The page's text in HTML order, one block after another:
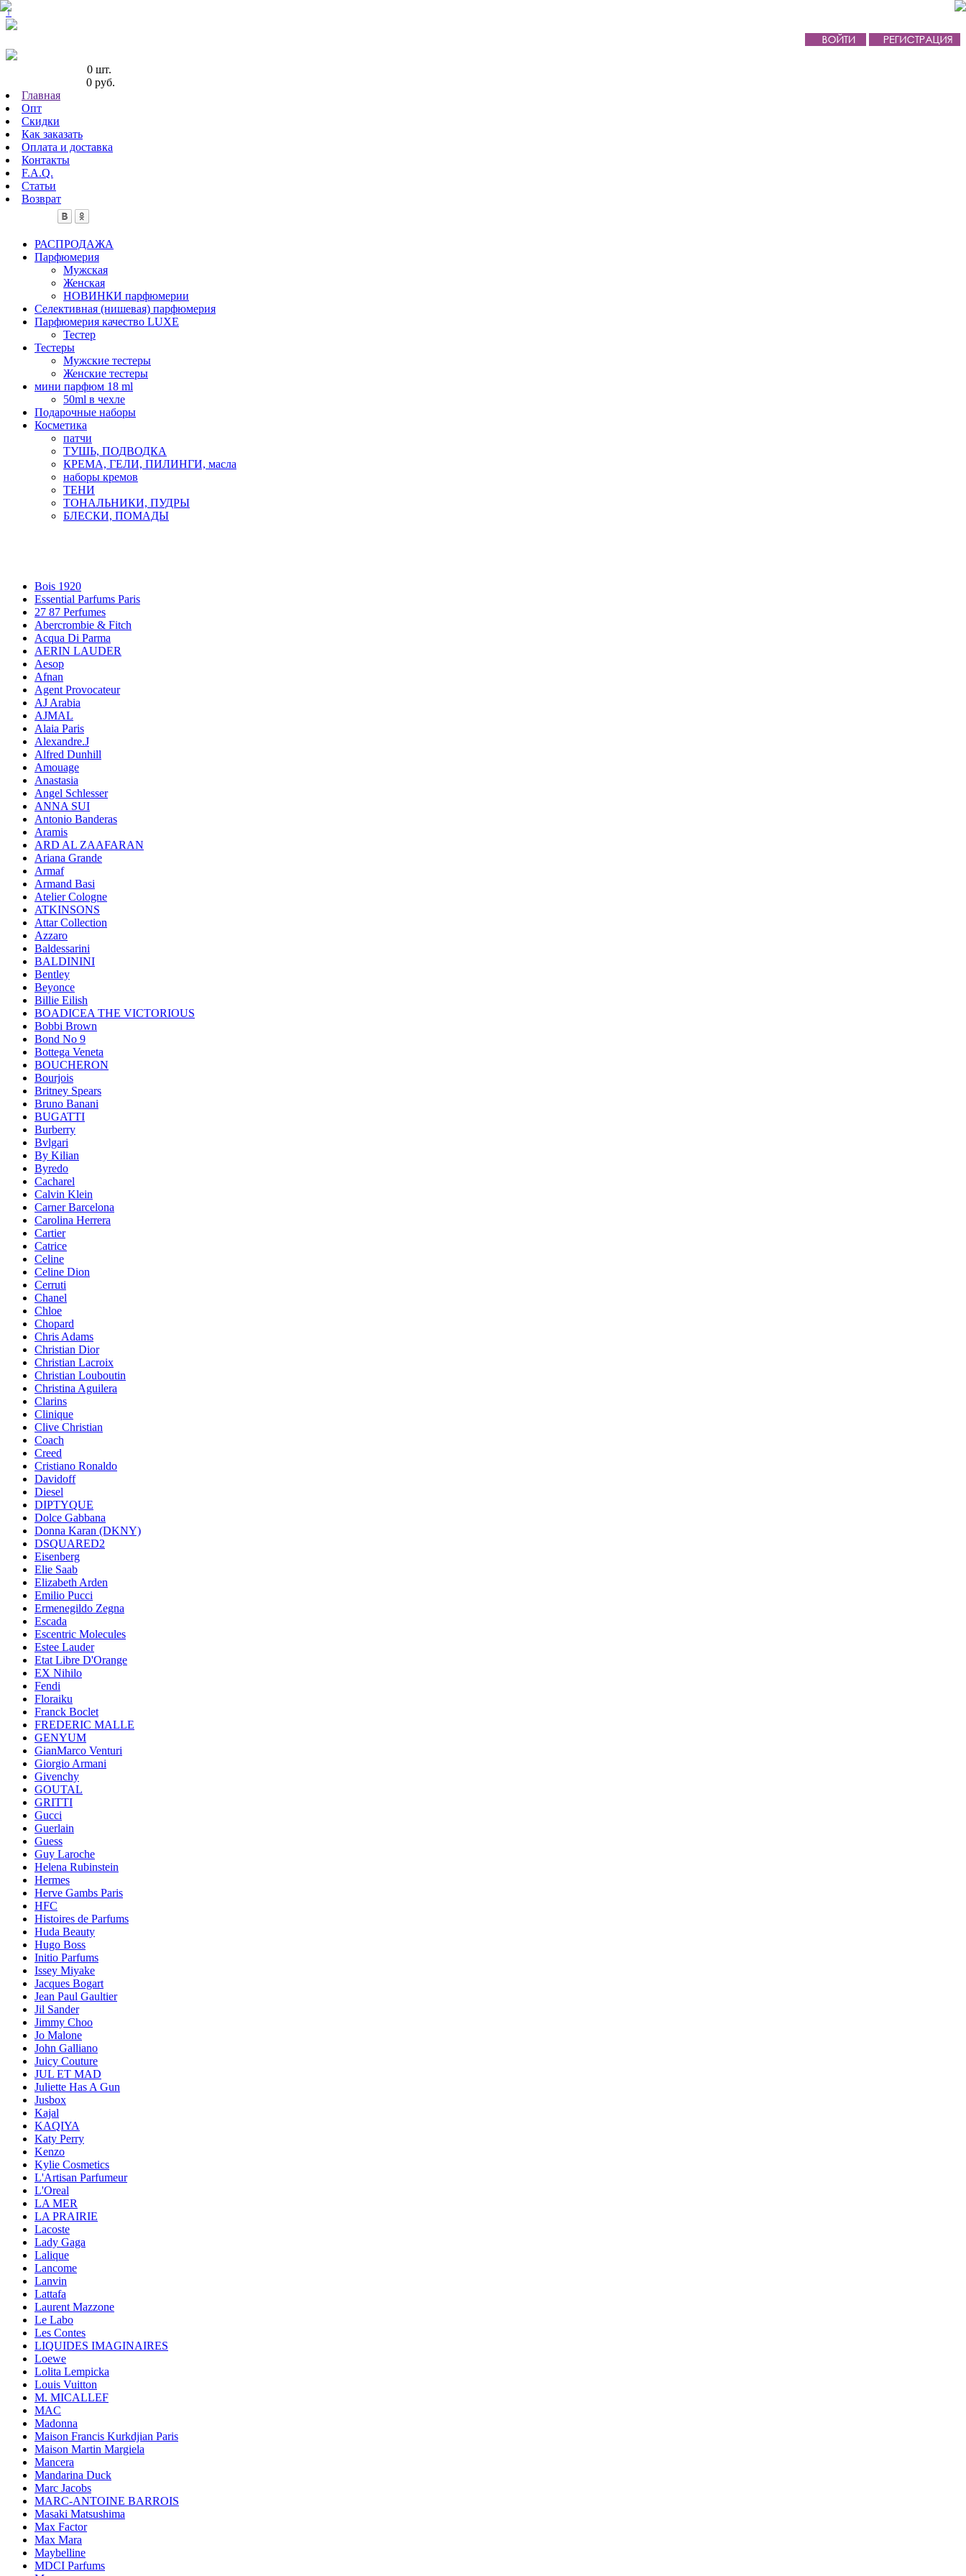
↑
0 шт.
0 руб.
Главная
Опт
Скидки
Как заказать
Оплата и доставка
Контакты
F.A.Q.
Статьи
Возврат
РАСПРОДАЖА
Парфюмерия
Мужская
Женская
НОВИНКИ парфюмерии
Селективная (нишевая) парфюмерия
Парфюмерия качество LUXE
Тестер
Тестеры
Мужские тестеры
Женские тестеры
мини парфюм 18 ml
50ml в чехле
Подарочные наборы
Косметика
патчи
ТУШЬ, ПОДВОДКА
КРЕМА, ГЕЛИ, ПИЛИНГИ, масла
наборы кремов
ТЕНИ
ТОНАЛЬНИКИ, ПУДРЫ
БЛЕСКИ, ПОМАДЫ
Bois 1920
Essential Parfums Paris
27 87 Perfumes
Abercrombie & Fitch
Acqua Di Parma
AERIN LAUDER
Aesop
Afnan
Agent Provocateur
AJ Arabia
AJMAL
Alaia Paris
Alexandre.J
Alfred Dunhill
Amouage
Anastasia
Angel Schlesser
ANNA SUI
Antonio Banderas
Aramis
ARD AL ZAAFARAN
Ariana Grande
Armaf
Armand Basi
Atelier Cologne
ATKINSONS
Attar Collection
Azzaro
Baldessarini
BALDININI
Bentley
Beyonce
Billie Eilish
BOADICEA THE VICTORIOUS
Bobbi Brown
Bond No 9
Bottega Veneta
BOUCHERON
Bourjois
Britney Spears
Bruno Banani
BUGATTI
Burberry
Bvlgari
By Kilian
Byredo
Cacharel
Calvin Klein
Carner Barcelona
Carolina Herrera
Cartier
Catrice
Celine
Celine Dion
Cerruti
Chanel
Chloe
Chopard
Chris Adams
Christian Dior
Christian Lacroix
Christian Louboutin
Christina Aguilera
Clarins
Clinique
Clive Christian
Coach
Creed
Cristiano Ronaldo
Davidoff
Diesel
DIPTYQUE
Dolce Gabbana
Donna Karan (DKNY)
DSQUARED2
Eisenberg
Elie Saab
Elizabeth Arden
Emilio Pucci
Ermenegildo Zegna
Escada
Escentric Molecules
Estee Lauder
Etat Libre D'Orange
EX Nihilo
Fendi
Floraiku
Franck Boclet
FREDERIC MALLE
GENYUM
GianMarco Venturi
Giorgio Armani
Givenchy
GOUTAL
GRITTI
Gucci
Guerlain
Guess
Guy Laroche
Helena Rubinstein
Hermes
Herve Gambs Paris
HFC
Histoires de Parfums
Huda Beauty
Hugo Boss
Initio Parfums
Issey Miyake
Jacques Bogart
Jean Paul Gaultier
Jil Sander
Jimmy Choo
Jo Malone
John Galliano
Juicy Couture
JUL ET MAD
Juliette Has A Gun
Jusbox
Kajal
KAQIYA
Katy Perry
Kenzo
Kylie Cosmetics
L'Artisan Parfumeur
L'Oreal
LA MER
LA PRAIRIE
Lacoste
Lady Gaga
Lalique
Lancome
Lanvin
Lattafa
Laurent Mazzone
Le Labo
Les Contes
LIQUIDES IMAGINAIRES
Loewe
Lolita Lempicka
Louis Vuitton
M. MICALLEF
MAC
Madonna
Maison Francis Kurkdjian Paris
Maison Martin Margiela
Mancera
Mandarina Duck
Marc Jacobs
MARC-ANTOINE BARROIS
Masaki Matsushima
Max Factor
Max Mara
Maybelline
MDCI Parfums